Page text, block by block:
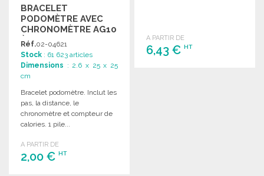
BRACELET
PODOMÈTRE AVEC
CHRONOMÈTRE AG10
À PRIX GROSSISTE
Réf.02-04621
Stock : 61 623 articles
Dimensions : 2.6 x 25 x 25
cm
Bracelet podomètre. Inclut les
pas, la distance, le
chronomètre et compteur de
calories. 1 pile...
A PARTIR DE
2,00 € HT
A PARTIR DE
6,43 €HT